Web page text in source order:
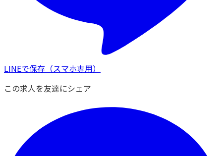
LINEで保存 （スマホ専用）
この求人を友達にシェア